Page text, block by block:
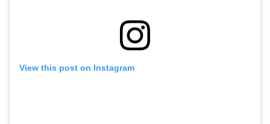
View this post on Instagram